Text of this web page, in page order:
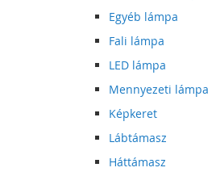
Egyéb lámpa
Fali lámpa
LED lámpa
Mennyezeti lámpa
Képkeret
Lábtámasz
Háttámasz